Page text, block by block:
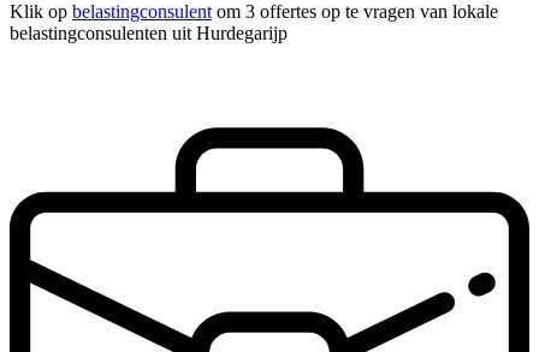
Klik op belastingconsulent om 3 offertes op te vragen van lokale
belastingconsulenten uit Hurdegarijp